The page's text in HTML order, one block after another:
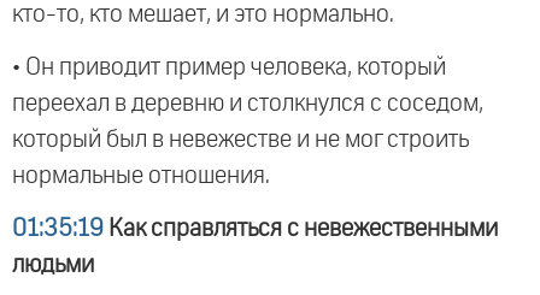
кто-то, кто мешает, и это нормально.
• Он приводит пример человека, который
переехал в деревню и столкнулся с соседом,
который был в невежестве и не мог строить
нормальные отношения.
01:35:19 Как справляться с невежественными
людьми